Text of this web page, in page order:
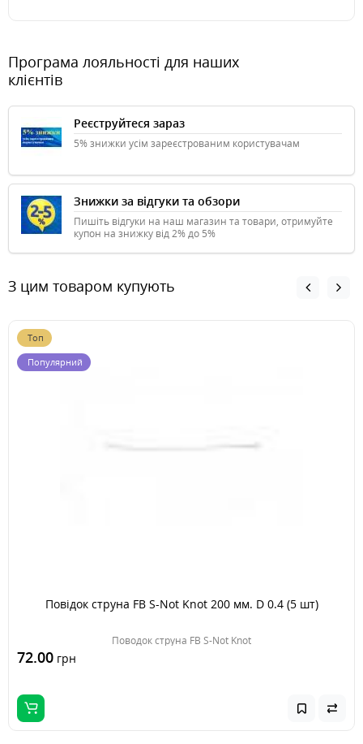
Програма лояльності для наших
клієнтів
Реєструйтеся зараз
5% знижки усім зареєстрованим користувачам
Знижки за відгуки та обзори
Пишіть відгуки на наш магазин та товари, отримуйте
купон на знижку від 2% до 5%
З цим товаром купують
Топ
Популярний
Повідок струна FB S-Not Knot 200 мм. D 0.4 (5 шт)
Поводок струна FB S-Not Knot
72.00 грн